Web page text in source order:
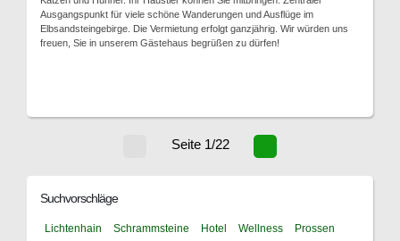
Ausgangspunkt für viele schöne Wanderungen und Ausflüge im
Elbsandsteingebirge. Die Vermietung erfolgt ganzjährig. Wir würden uns
freuen, Sie in unserem Gästehaus begrüßen zu dürfen!
Seite 1/22
Suchvorschläge
Lichtenhain Schrammsteine Hotel Wellness
Prossen